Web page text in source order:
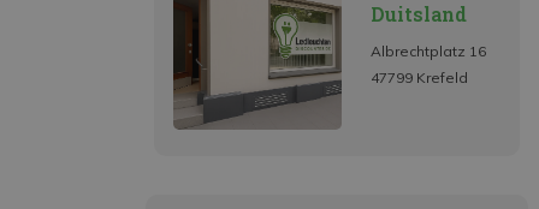
Duitsland
Albrechtplatz 16
47799 Krefeld